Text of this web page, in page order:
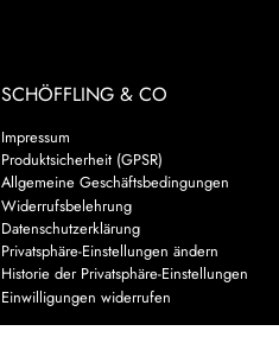
SCHÖFFLING & CO
Impressum
Produktsicherheit (GPSR)
Allgemeine Geschäftsbedingungen
Widerrufsbelehrung
Datenschutzerklärung
Privatsphäre-Einstellungen ändern
Historie der Privatsphäre-Einstellungen
Einwilligungen widerrufen